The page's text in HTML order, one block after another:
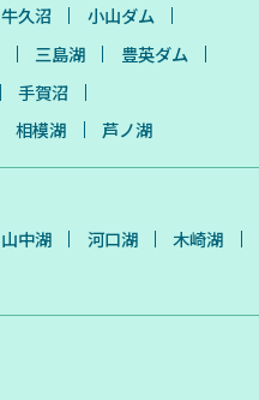
牛久沼
小山ダム
三島湖
豊英ダム
手賀沼
相模湖 芦ノ湖
山中湖 河口湖
木崎湖